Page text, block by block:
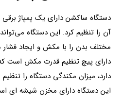
دستگاه ساکشن دارای یک پمپاژ
آن را تنظیم کرد. این دستگاه
مختلف بدن را با مکش و ایجاد فشار
دارای پیچ تنظیم قدرت مکش است که
دارد، میزان مکندگی دستگاه را تنظیم
این دستگاه دارای مخزن شیشه ای